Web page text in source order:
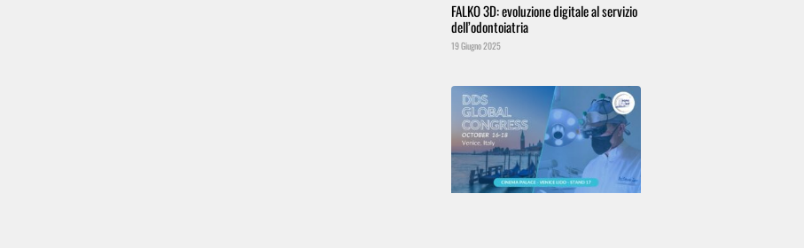
FALKO 3D: evoluzione digitale al servizio
dell’odontoiatria
19 Giugno 2025